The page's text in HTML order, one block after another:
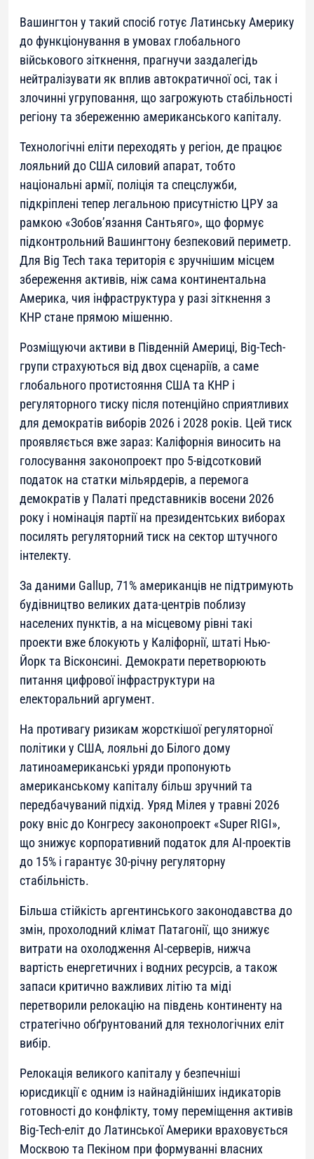
Вашингтон у такий спосіб готує Латинську Америку
до функціонування в умовах глобального
військового зіткнення, прагнучи заздалегідь
нейтралізувати як вплив автократичної осі, так і
злочинні угруповання, що загрожують стабільності
регіону та збереженню американського капіталу.
Технологічні еліти переходять у регіон, де працює
лояльний до США силовий апарат, тобто
національні армії, поліція та спецслужби,
підкріплені тепер легальною присутністю ЦРУ за
рамкою «Зобов’язання Сантьяго», що формує
підконтрольний Вашингтону безпековий периметр.
Для Big Tech така територія є зручнішим місцем
збереження активів, ніж сама континентальна
Америка, чия інфраструктура у разі зіткнення з
КНР стане прямою мішенню.
Розміщуючи активи в Південній Америці, Big-Tech-
групи страхуються від двох сценаріїв, а саме
глобального протистояння США та КНР і
регуляторного тиску після потенційно сприятливих
для демократів виборів 2026 і 2028 років. Цей тиск
проявляється вже зараз: Каліфорнія виносить на
голосування законопроект про 5-відсотковий
податок на статки мільярдерів, а перемога
демократів у Палаті представників восени 2026
року і номінація партії на президентських виборах
посилять регуляторний тиск на сектор штучного
інтелекту.
За даними Gallup, 71% американців не підтримують
будівництво великих дата-центрів поблизу
населених пунктів, а на місцевому рівні такі
проекти вже блокують у Каліфорнії, штаті Нью-
Йорк та Вісконсині. Демократи перетворюють
питання цифрової інфраструктури на
електоральний аргумент.
На противагу ризикам жорсткішої регуляторної
політики у США, лояльні до Білого дому
латиноамериканські уряди пропонують
американському капіталу більш зручний та
передбачуваний підхід. Уряд Мілея у травні 2026
року вніс до Конгресу законопроект «Super RIGI»,
що знижує корпоративний податок для AI-проектів
до 15% і гарантує 30-річну регуляторну
стабільність.
Більша стійкість аргентинського законодавства до
змін, прохолодний клімат Патагонії, що знижує
витрати на охолодження AI-серверів, нижча
вартість енергетичних і водних ресурсів, а також
запаси критично важливих літію та міді
перетворили релокацію на південь континенту на
стратегічно обґрунтований для технологічних еліт
вибір.
Релокація великого капіталу у безпечніші
юрисдикції є одним із найнадійніших індикаторів
готовності до конфлікту, тому переміщення активів
Big-Tech-еліт до Латинської Америки враховується
Москвою та Пекіном при формуванні власних